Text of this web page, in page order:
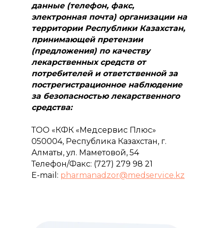
данные (телефон, факс,
электронная почта) организации на
территории Республики Казахстан,
принимающей претензии
(предложения) по качеству
лекарственных средств от
потребителей и ответственной за
пострегистрационное наблюдение
за безопасностью лекарственного
средства:
ТОО «КФК «Медсервис Плюс»
050004, Республика Казахстан, г.
Алматы, ул. Маметовой, 54
Телефон/Факс: (727) 279 98 21
E-mail: pharmanadzor@medservice.kz